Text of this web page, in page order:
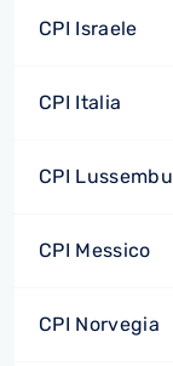
CPI Israele
CPI Italia
CPI
CPI Messico
CPI Norvegia